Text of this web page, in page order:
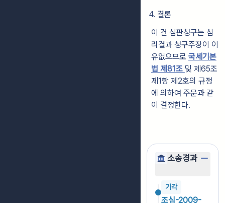
4. 결론
이 건 심판청구는 심
리결과 청구주장이 이
유없으므로 국세기본
법 제81조 및 제65조
제1항 제2호의 규정
에 의하여 주문과 같
이 결정한다.
소송경과
기각
조심-2009-